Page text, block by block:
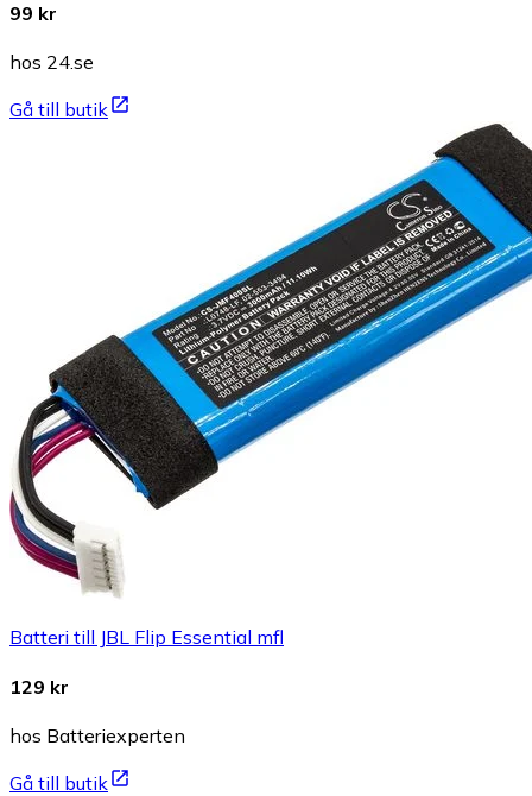
99 kr
hos 24.se
Gå till butik
Batteri till JBL Flip Essential mfl
129 kr
hos Batteriexperten
Gå till butik